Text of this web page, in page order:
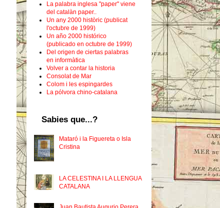
La palabra inglesa "paper" viene
del catalàn paper..
Un any 2000 històric (publicat
l'octubre de 1999)
Un año 2000 histórico
(publicado en octubre de 1999)
Del origen de ciertas palabras
en informàtica
Volver a contar la historia
Consolat de Mar
Colom i les espingardes
La pólvora chino-catalana
Sabies que...?
Mataró i la Figuereta o Isla
Cristina
LA CELESTINA I LA LLENGUA
CATALANA